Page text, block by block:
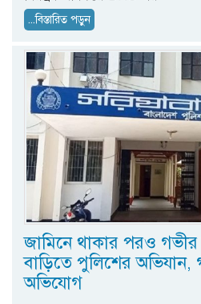
...বিস্তারিত পড়ুন
জামিনে থাকার পরও গভীর
বাড়িতে পুলিশের
অভিযোগ